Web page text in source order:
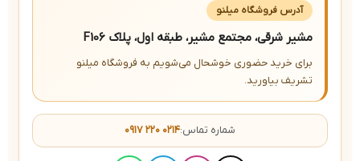
آدرس فروشگاه میلنو
مشیر شرقی، مجتمع مشیر، طبقه اول، پلاک F106
برای خرید حضوری خوشحال می‌شویم به فروشگاه میلنو
تشریف بیاورید.
شماره تماس:۰۹۱۷ ۲۲۰ ۰۲۱۴